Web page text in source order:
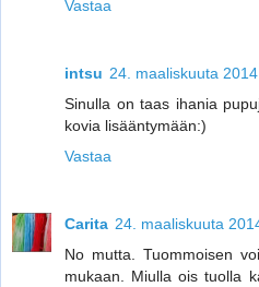
Vastaa
intsu 24. maaliskuuta
Sinulla on taas ihania
kovia lisääntymään:)
Vastaa
Carita 24. maaliskuuta
No mutta. Tuommoisen
mukaan. Miulla ois tuolla